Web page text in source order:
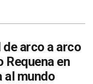
arco a arco
Requena en
al mundo